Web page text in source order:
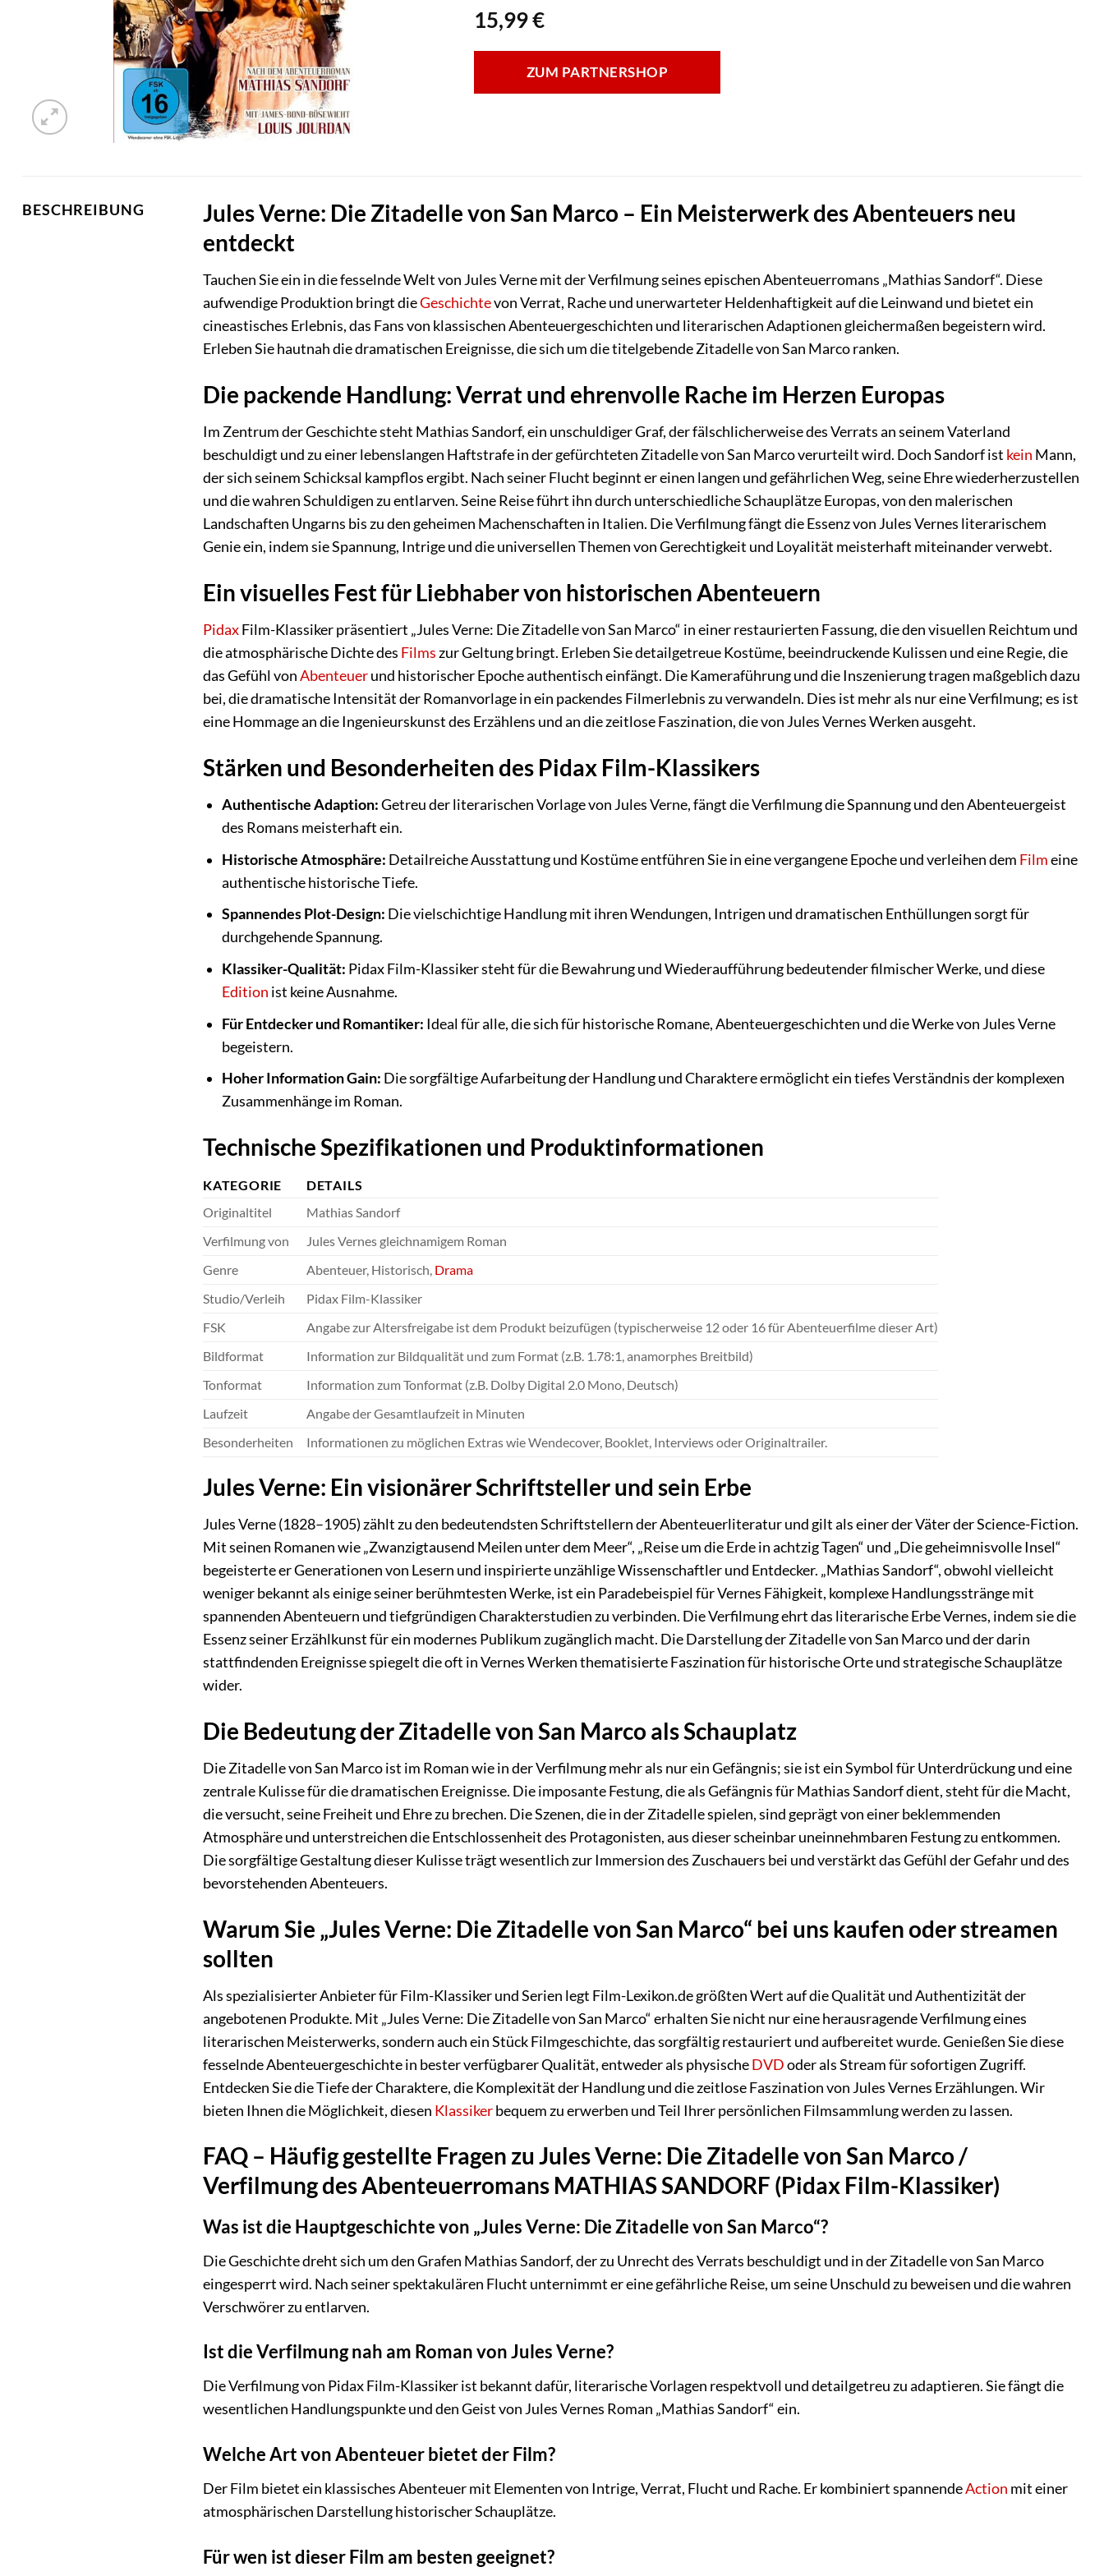
15,99€
ZUM PARTNERSHOP
BESCHREIBUNG
Jules Verne: Die Zitadelle von San Marco – Ein Meisterwerk des Abenteuers neu
entdeckt
Tauchen Sie ein in die fesselnde Welt von Jules Verne mit der Verfilmung seines epischen Abenteuerromans „Mathias Sandorf“. Diese
aufwendige Produktion bringt dieGeschichtevon Verrat, Rache und unerwarteter Heldenhaftigkeit auf die Leinwand und bietet ein
cineastisches Erlebnis, das Fans von klassischen Abenteuergeschichten und literarischen Adaptionen gleichermaßen begeistern wird.
Erleben Sie hautnah die dramatischen Ereignisse, die sich um die titelgebende Zitadelle von San Marco ranken.
Die packende Handlung: Verrat und ehrenvolle Rache im Herzen Europas
Im Zentrum der Geschichte steht Mathias Sandorf, ein unschuldiger Graf, der fälschlicherweise des Verrats an seinem Vaterland
beschuldigt und zu einer lebenslangen Haftstrafe in der gefürchteten Zitadelle von San Marco verurteilt wird. Doch Sandorf ist kein Mann,
der sich seinem Schicksal kampflos ergibt. Nach seiner Flucht beginnt er einen langen und gefährlichen Weg, seine Ehre wiederherzustellen
und die wahren Schuldigen zu entlarven. Seine Reise führt ihn durch unterschiedliche Schauplätze Europas, von den malerischen
Landschaften Ungarns bis zu den geheimen Machenschaften in Italien. Die Verfilmung fängt die Essenz von Jules Vernes literarischem
Genie ein, indem sie Spannung, Intrige und die universellen Themen von Gerechtigkeit und Loyalität meisterhaft miteinander verwebt.
Ein visuelles Fest für Liebhaber von historischen Abenteuern
PidaxFilm-Klassiker präsentiert „Jules Verne: Die Zitadelle von San Marco“ in einer restaurierten Fassung, die den visuellen Reichtum und
die atmosphärische Dichte des Filmszur Geltung bringt. Erleben Sie detailgetreue Kostüme, beeindruckende Kulissen und eine Regie, die
das Gefühl vonAbenteuerund historischer Epoche authentisch einfängt. Die Kameraführung und die Inszenierung tragen maßgeblich dazu
bei, die dramatische Intensität der Romanvorlage in ein packendes Filmerlebnis zu verwandeln. Dies ist mehr als nur eine Verfilmung; es ist
eine Hommage an die Ingenieurskunst des Erzählens und an die zeitlose Faszination, die von Jules Vernes Werken ausgeht.
Stärken und Besonderheiten des Pidax Film-Klassikers
Authentische Adaption:Getreu der literarischen Vorlage von Jules Verne, fängt die Verfilmung die Spannung und den Abenteuergeist
des Romans meisterhaft ein.
Historische Atmosphäre: Detailreiche Ausstattung und Kostüme entführen Sie in eine vergangene Epoche und verleihen dem Filmeine
authentische historische Tiefe.
Spannendes Plot-Design: Die vielschichtige Handlung mit ihren Wendungen, Intrigen und dramatischen Enthüllungen sorgt für
durchgehende Spannung.
Klassiker-Qualität: Pidax Film-Klassiker steht für die Bewahrung und Wiederaufführung bedeutender filmischer Werke, und diese
Edition ist keine Ausnahme.
Für Entdecker und Romantiker: Ideal für alle, die sich für historische Romane, Abenteuergeschichten und die Werke von Jules Verne
begeistern.
Hoher Information Gain: Die sorgfältige Aufarbeitung der Handlung und Charaktere ermöglicht ein tiefes Verständnis der komplexen
Zusammenhänge im Roman.
Technische Spezifikationen und Produktinformationen
KATEGORIE
DETAILS
Originaltitel
Mathias Sandorf
Verfilmung von
Jules Vernes gleichnamigem Roman
Genre
Abenteuer, Historisch, Drama
Studio/Verleih
Pidax Film-Klassiker
FSK
Angabe zur Altersfreigabe ist dem Produkt beizufügen (typischerweise 12 oder 16 für Abenteuerfilme dieser Art)
Bildformat
Information zur Bildqualität und zum Format (z.B. 1.78:1, anamorphes Breitbild)
Tonformat
Information zum Tonformat (z.B. Dolby Digital 2.0 Mono, Deutsch)
Laufzeit
Angabe der Gesamtlaufzeit in Minuten
Besonderheiten
Informationen zu möglichen Extras wie Wendecover, Booklet, Interviews oder Originaltrailer.
Jules Verne: Ein visionärer Schriftsteller und sein Erbe
Jules Verne (1828–1905) zählt zu den bedeutendsten Schriftstellern der Abenteuerliteratur und gilt als einer der Väter der Science-Fiction.
Mit seinen Romanen wie „Zwanzigtausend Meilen unter dem Meer“, „Reise um die Erde in achtzig Tagen“ und „Die geheimnisvolle Insel“
begeisterte er Generationen von Lesern und inspirierte unzählige Wissenschaftler und Entdecker. „Mathias Sandorf“, obwohl vielleicht
weniger bekannt als einige seiner berühmtesten Werke, ist ein Paradebeispiel für Vernes Fähigkeit, komplexe Handlungsstränge mit
spannenden Abenteuern und tiefgründigen Charakterstudien zu verbinden. Die Verfilmung ehrt das literarische Erbe Vernes, indem sie die
Essenz seiner Erzählkunst für ein modernes Publikum zugänglich macht. Die Darstellung der Zitadelle von San Marco und der darin
stattfindenden Ereignisse spiegelt die oft in Vernes Werken thematisierte Faszination für historische Orte und strategische Schauplätze
wider.
Die Bedeutung der Zitadelle von San Marco als Schauplatz
Die Zitadelle von San Marco ist im Roman wie in der Verfilmung mehr als nur ein Gefängnis; sie ist ein Symbol für Unterdrückung und eine
zentrale Kulisse für die dramatischen Ereignisse. Die imposante Festung, die als Gefängnis für Mathias Sandorf dient, steht für die Macht,
die versucht, seine Freiheit und Ehre zu brechen. Die Szenen, die in der Zitadelle spielen, sind geprägt von einer beklemmenden
Atmosphäre und unterstreichen die Entschlossenheit des Protagonisten, aus dieser scheinbar uneinnehmbaren Festung zu entkommen.
Die sorgfältige Gestaltung dieser Kulisse trägt wesentlich zur Immersion des Zuschauers bei und verstärkt das Gefühl der Gefahr und des
bevorstehenden Abenteuers.
Warum Sie „Jules Verne: Die Zitadelle von San Marco“ bei uns kaufen oder streamen
sollten
Als spezialisierter Anbieter für Film-Klassiker und Serien legt Film-Lexikon.de größten Wert auf die Qualität und Authentizität der
angebotenen Produkte. Mit „Jules Verne: Die Zitadelle von San Marco“ erhalten Sie nicht nur eine herausragende Verfilmung eines
literarischen Meisterwerks, sondern auch ein Stück Filmgeschichte, das sorgfältig restauriert und aufbereitet wurde. Genießen Sie diese
fesselnde Abenteuergeschichte in bester verfügbarer Qualität, entweder als physischeDVDoder als Stream für sofortigen Zugriff.
Entdecken Sie die Tiefe der Charaktere, die Komplexität der Handlung und die zeitlose Faszination von Jules Vernes Erzählungen. Wir
bieten Ihnen die Möglichkeit, diesen Klassikerbequem zu erwerben und Teil Ihrer persönlichen Filmsammlung werden zu lassen.
FAQ – Häufig gestellte Fragen zu Jules Verne: Die Zitadelle von San Marco /
Verfilmung des Abenteuerromans MATHIAS SANDORF (Pidax Film-Klassiker)
Was ist die Hauptgeschichte von „Jules Verne: Die Zitadelle von San Marco“?
Die Geschichte dreht sich um den Grafen Mathias Sandorf, der zu Unrecht des Verrats beschuldigt und in der Zitadelle von San Marco
eingesperrt wird. Nach seiner spektakulären Flucht unternimmt er eine gefährliche Reise, um seine Unschuld zu beweisen und die wahren
Verschwörer zu entlarven.
Ist die Verfilmung nah am Roman von Jules Verne?
Die Verfilmung von Pidax Film-Klassiker ist bekannt dafür, literarische Vorlagen respektvoll und detailgetreu zu adaptieren. Sie fängt die
wesentlichen Handlungspunkte und den Geist von Jules Vernes Roman „Mathias Sandorf“ ein.
Welche Art von Abenteuer bietet der Film?
Der Film bietet ein klassisches Abenteuer mit Elementen von Intrige, Verrat, Flucht und Rache. Er kombiniert spannendeAction mit einer
atmosphärischen Darstellung historischer Schauplätze.
Für wen ist dieser Film am besten geeignet?